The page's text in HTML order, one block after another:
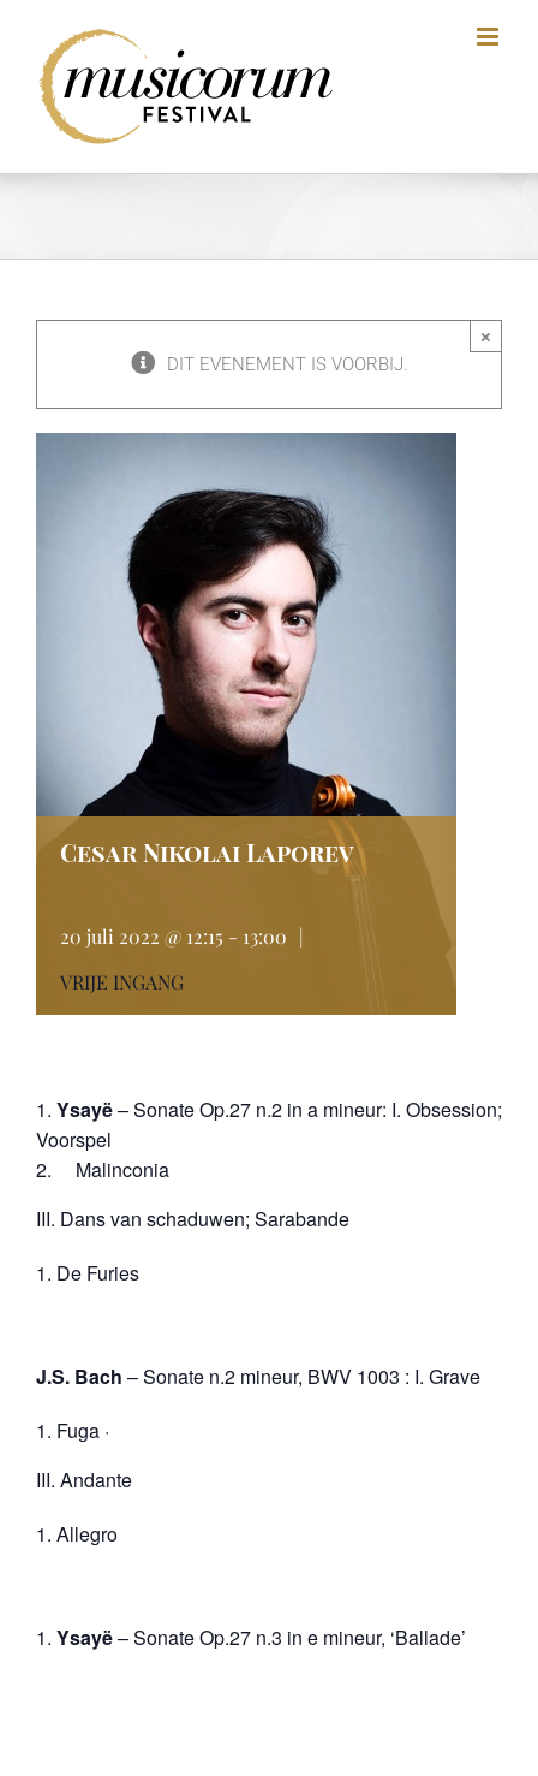
content
×
DIT EVENEMENT IS VOORBIJ.
Cesar Nikolai Laporev
20 juli 2022 @ 12:15 - 13:00 |
VRIJE INGANG
Ysayë– Sonate Op.27 n.2 in a mineur: I. Obsession;
Voorspel
Malinconia
III. Dans van schaduwen; Sarabande
De Furies
J.S. Bach – Sonate n.2 mineur, BWV 1003 : I. Grave
Fuga ·
III. Andante
Allegro
Ysayë– Sonate Op.27 n.3 in e mineur, ‘Ballade’